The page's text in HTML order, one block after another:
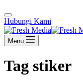
Hubungi Kami
Menu
Tag stiker